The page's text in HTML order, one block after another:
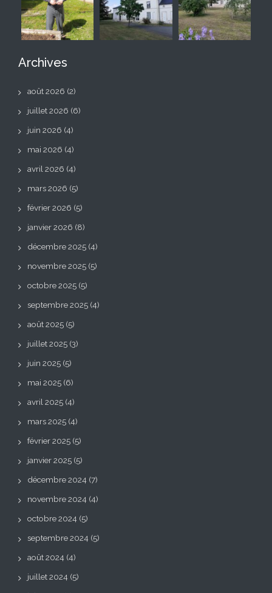
Archives
août 2026 (2)
juillet 2026 (6)
juin 2026 (4)
mai 2026 (4)
avril 2026 (4)
mars 2026 (5)
février 2026 (5)
janvier 2026 (8)
décembre 2025 (4)
novembre 2025 (5)
octobre 2025 (5)
septembre 2025 (4)
août 2025 (5)
juillet 2025 (3)
juin 2025 (5)
mai 2025 (6)
avril 2025 (4)
mars 2025 (4)
février 2025 (5)
janvier 2025 (5)
décembre 2024 (7)
novembre 2024 (4)
octobre 2024 (5)
septembre 2024 (5)
août 2024 (4)
juillet 2024 (5)